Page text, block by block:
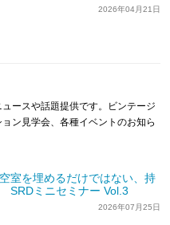
2026年04月21日
ースや話題提供です。ビンテージ
ン見学会、各種イベントのお知ら
室を埋めるだけではない、持
SRDミニセミナー Vol.3
2026年07月25日